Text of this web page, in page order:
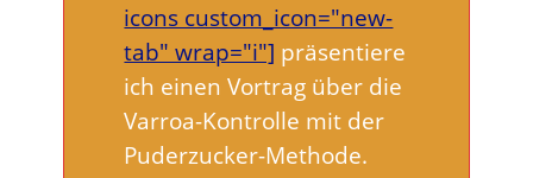
icons custom_icon="new-
tab" wrap="i"] präsentiere
ich einen Vortrag über die
Varroa-Kontrolle mit der
Puderzucker-Methode.